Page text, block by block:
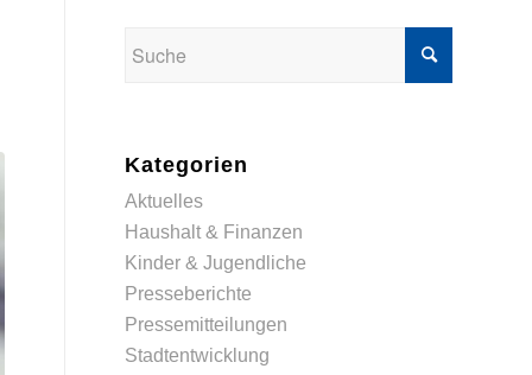
Kategorien
Aktuelles
Haushalt & Finanzen
Kinder & Jugendliche
Presseberichte
Pressemitteilungen
Stadtentwicklung